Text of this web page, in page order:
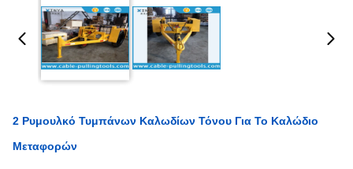
2 Ρυμουλκό Τυμπάνων Καλωδίων Τόνου Για Το Καλώδιο
Μεταφορών